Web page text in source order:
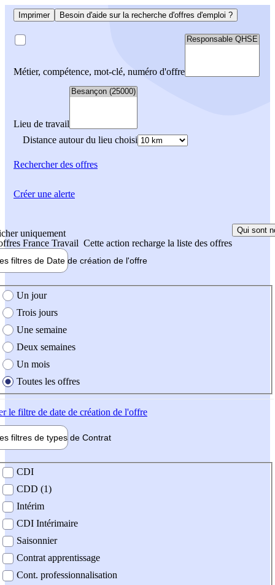
Imprimer Besoin d'aide sur la recherche d'offres d'emploi ?
Métier, compétence, mot-clé, numéro d'offre
Lieu de travail
Distance autour du lieu choisi
Rechercherdes offres
uniquement
France Travail Cette action recharge la liste des offres
Qui sont
filtres de Date de création de l'offre
création de l'offre
Un jour
Trois jours
Une semaine
Deux semaines
Un mois
Toutes les offres
le filtre de date de création de l'offre
filtres de types de Contrat
contrat
CDI
CDD (1)
Intérim
CDI Intérimaire
Saisonnier
Contrat apprentissage
Cont. professionnalisation
Créer une alerte